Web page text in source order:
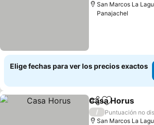
San Marcos La
Panajachel
Elige fechas para ver los precios exactos
CompartirAgregar a
Casa Horus
/
Puntuación no
San Marcos La